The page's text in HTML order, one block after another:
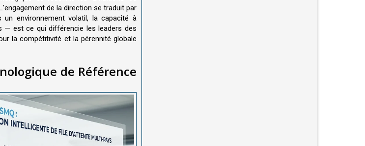
de la direction se traduit par
environnement volatil, la capacité à
est ce qui différencie les leaders des
la compétitivité et la pérennité globale
de Référence